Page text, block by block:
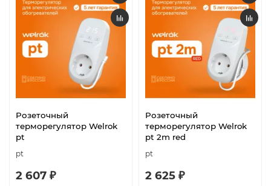
Розеточный
терморегулятор Welrok
pt
pt
2 607 ₽
Розеточный
терморегулятор Welrok
pt 2m red
pt
2 625 ₽